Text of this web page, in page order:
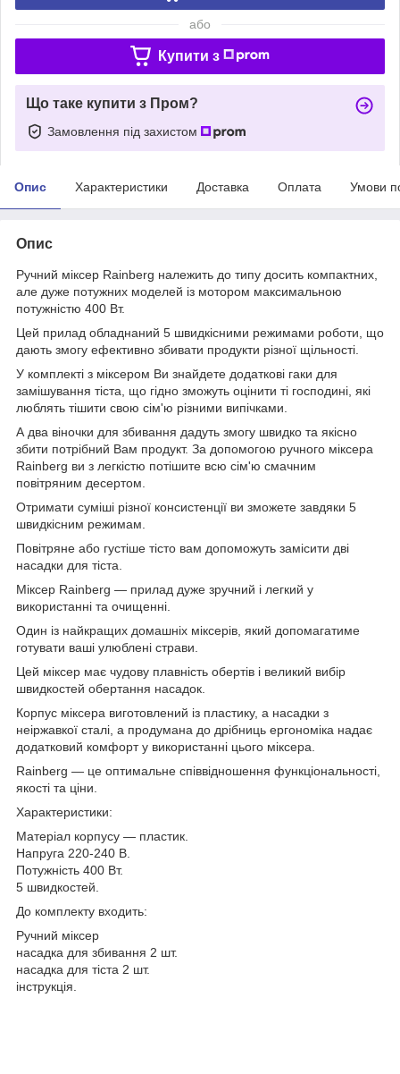
або
Купити з
Що таке купити з Пром?
Замовлення під захистом
Опис Характеристики Доставка Оплата Умови
Опис
Ручний міксер Rainberg належить до типу досить компактних,
але дуже потужних моделей із мотором максимальною
потужністю 400 Вт.
Цей прилад обладнаний 5 швидкісними режимами роботи, що
дають змогу ефективно збивати продукти різної щільності.
У комплекті з міксером Ви знайдете додаткові гаки для
замішування тіста, що гідно зможуть оцінити ті господині, які
люблять тішити свою сім'ю різними випічками.
А два віночки для збивання дадуть змогу швидко та якісно
збити потрібний Вам продукт. За допомогою ручного міксера
Rainberg ви з легкістю потішите всю сім'ю смачним
повітряним десертом.
Отримати суміші різної консистенції ви зможете завдяки 5
швидкісним режимам.
Повітряне або густіше тісто вам допоможуть замісити дві
насадки для тіста.
Міксер Rainberg — прилад дуже зручний і легкий у
використанні та очищенні.
Один із найкращих домашніх міксерів, який допомагатиме
готувати ваші улюблені страви.
Цей міксер має чудову плавність обертів і великий вибір
швидкостей обертання насадок.
Корпус міксера виготовлений із пластику, а насадки з
неіржавкої сталі, а продумана до дрібниць ергономіка надає
додатковий комфорт у використанні цього міксера.
Rainberg — це оптимальне співвідношення функціональності,
якості та ціни.
Характеристики:
Матеріал корпусу — пластик.
Напруга 220-240 В.
Потужність 400 Вт.
5 швидкостей.
До комплекту входить:
Ручний міксер
насадка для збивання 2 шт.
насадка для тіста 2 шт.
інструкція.